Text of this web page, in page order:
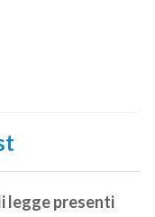
legge presenti